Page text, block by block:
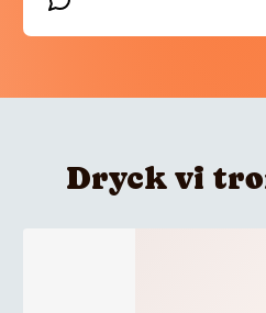
Dryck vi